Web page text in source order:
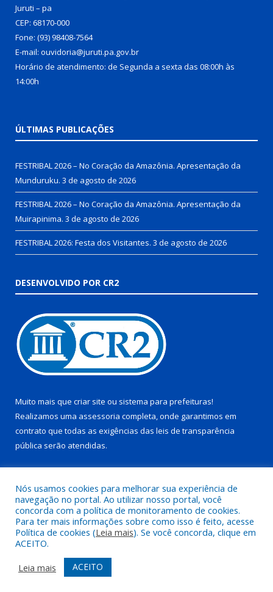
Juruti – pa
CEP: 68170-000
Fone: (93) 98408-7564
E-mail: ouvidoria@juruti.pa.gov.br
Horário de atendimento: de Segunda a sexta das 08:00h às
14:00h
ÚLTIMAS PUBLICAÇÕES
FESTRIBAL 2026 – No Coração da Amazônia. Apresentação da
Munduruku. 3 de agosto de 2026
FESTRIBAL 2026 – No Coração da Amazônia. Apresentação da
Muirapinima. 3 de agosto de 2026
FESTRIBAL 2026: Festa dos Visitantes. 3 de agosto de 2026
DESENVOLVIDO POR CR2
Muito mais que criar site ou sistema para prefeituras!
Realizamos uma assessoria completa, onde garantimos em
contrato que todas as exigências das leis de transparência
pública serão atendidas.
Todos os direitos reservados a Prefeitura Municipal de Juruti.
Mapa do Site
Acessar Área Administrativa
Acessar Webmail
Nós usamos cookies para melhorar sua experiência de
navegação no portal. Ao utilizar nosso portal, você
concorda com a política de monitoramento de cookies.
Para ter mais informações sobre como isso é feito, acesse
Política de cookies (Leia mais). Se você concorda, clique em
ACEITO.
Leia mais
ACEITO